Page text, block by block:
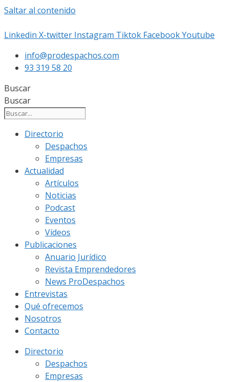
Saltar al contenido
Linkedin X-twitter Instagram Tiktok FacebookYoutube
info@prodespachos.com
93 319 58 20
Buscar
Buscar
Directorio
Despachos
Empresas
Actualidad
Artículos
Noticias
Podcast
Eventos
Vídeos
Publicaciones
Anuario Jurídico
Revista Emprendedores
News ProDespachos
Entrevistas
Qué ofrecemos
Nosotros
Contacto
Directorio
Despachos
Empresas